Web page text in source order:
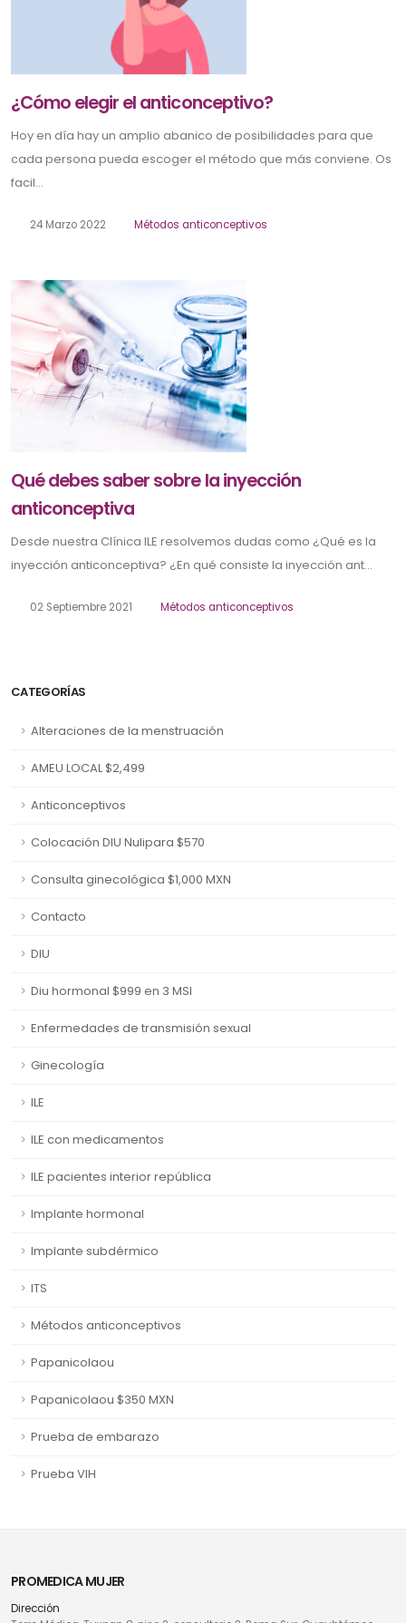
CATEGORÍAS
Alteraciones de la menstruación
AMEU LOCAL $2,499
Anticonceptivos
Colocación DIU Nulipara $570
Consulta ginecológica $1,000 MXN
Contacto
DIU
Diu hormonal $999 en 3 MSI
Enfermedades de transmisión sexual
Ginecología
ILE
ILE con medicamentos
ILE pacientes interior república
Implante hormonal
Implante subdérmico
ITS
Métodos anticonceptivos
Papanicolaou
Papanicolaou $350 MXN
Prueba de embarazo
Prueba VIH
¿Cómo elegir el anticonceptivo?
Hoy en día hay un amplio abanico de posibilidades para que
cada persona pueda escoger el método que más conviene. Os
facil...
24 Marzo 2022 Métodos anticonceptivos
Qué debes saber sobre la inyección
anticonceptiva
Desde nuestra Clínica ILE resolvemos dudas como ¿Qué es la
inyección anticonceptiva? ¿En qué consiste la inyección ant...
02 Septiembre 2021 Métodos anticonceptivos
PROMEDICA MUJER
Dirección